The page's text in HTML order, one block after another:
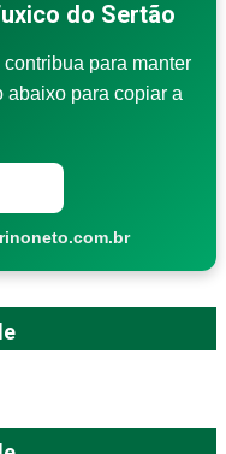
do Sertão
para manter
abaixo para copiar a